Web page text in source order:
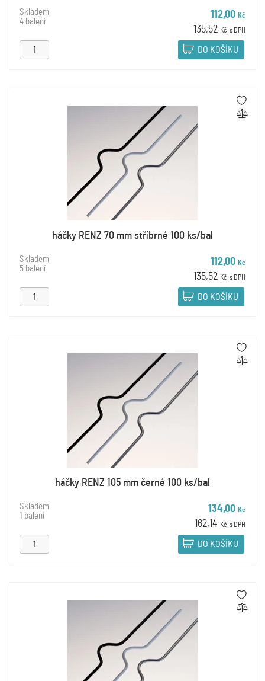
Skladem
4 balení
112,00 Kč
135,52 Kč s DPH
DO KOŠÍKU
háčky RENZ 70 mm stříbrné 100 ks/bal
Skladem
5 balení
112,00 Kč
135,52 Kč s DPH
DO KOŠÍKU
háčky RENZ 105 mm černé 100 ks/bal
Skladem
1 balení
134,00 Kč
162,14 Kč s DPH
DO KOŠÍKU